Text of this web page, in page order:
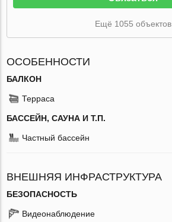
Ещё 1055 объектов
ОСОБЕННОСТИ
БАЛКОН
Терраса
БАССЕЙН, САУНА И Т.П.
Частный бассейн
ВНЕШНЯЯ ИНФРАСТРУКТУРА
БЕЗОПАСНОСТЬ
Видеонаблюдение